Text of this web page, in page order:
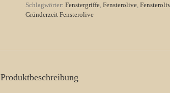
Schlagwörter: Fenstergriffe Fensterolive
Gründerzeit Fensterolive
Produktbeschreibung